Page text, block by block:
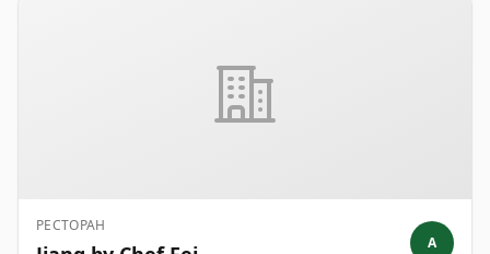
РЕСТОРАН
A